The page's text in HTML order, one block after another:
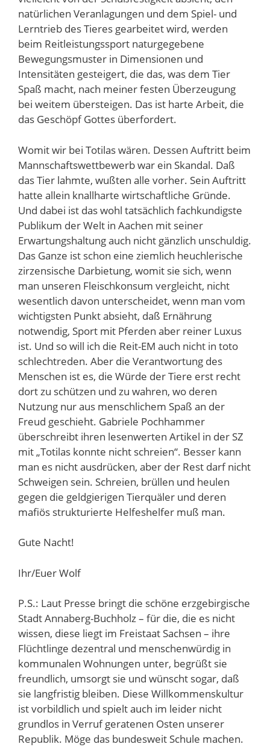
natürlichen Veranlagungen und dem Spiel- und
Lerntrieb des Tieres gearbeitet wird, werden
beim Reitleistungssport naturgegebene
Bewegungsmuster in Dimensionen und
Intensitäten gesteigert, die das, was dem Tier
Spaß macht, nach meiner festen Überzeugung
bei weitem übersteigen. Das ist harte Arbeit, die
das Geschöpf Gottes überfordert.
Womit wir bei Totilas wären. Dessen Auftritt beim
Mannschaftswettbewerb war ein Skandal. Daß
das Tier lahmte, wußten alle vorher. Sein Auftritt
hatte allein knallharte wirtschaftliche Gründe.
Und dabei ist das wohl tatsächlich fachkundigste
Publikum der Welt in Aachen mit seiner
Erwartungshaltung auch nicht gänzlich unschuldig.
Das Ganze ist schon eine ziemlich heuchlerische
zirzensische Darbietung, womit sie sich, wenn
man unseren Fleischkonsum vergleicht, nicht
wesentlich davon unterscheidet, wenn man vom
wichtigsten Punkt absieht, daß Ernährung
notwendig, Sport mit Pferden aber reiner Luxus
ist. Und so will ich die Reit-EM auch nicht in toto
schlechtreden. Aber die Verantwortung des
Menschen ist es, die Würde der Tiere erst recht
dort zu schützen und zu wahren, wo deren
Nutzung nur aus menschlichem Spaß an der
Freud geschieht. Gabriele Pochhammer
überschreibt ihren lesenwerten Artikel in der SZ
mit „Totilas konnte nicht schreien“. Besser kann
man es nicht ausdrücken, aber der Rest darf nicht
Schweigen sein. Schreien, brüllen und heulen
gegen die geldgierigen Tierquäler und deren
mafiös strukturierte Helfeshelfer muß man.
Gute Nacht!
Ihr/Euer Wolf
P.S.: Laut Presse bringt die schöne erzgebirgische
Stadt Annaberg-Buchholz – für die, die es nicht
wissen, diese liegt im Freistaat Sachsen – ihre
Flüchtlinge dezentral und menschenwürdig in
kommunalen Wohnungen unter, begrüßt sie
freundlich, umsorgt sie und wünscht sogar, daß
sie langfristig bleiben. Diese Willkommenskultur
ist vorbildlich und spielt auch im leider nicht
grundlos in Verruf geratenen Osten unserer
Republik. Möge das bundesweit Schule machen.